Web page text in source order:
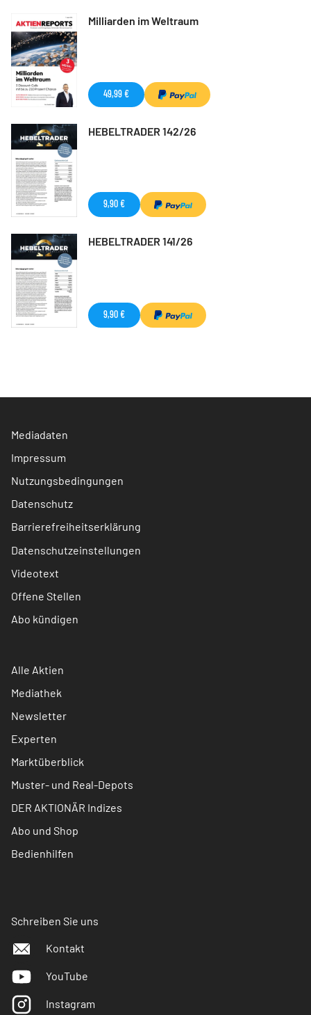
Milliarden im Weltraum
49,99 €
HEBELTRADER 142/26
9,90 €
HEBELTRADER 141/26
9,90 €
Mediadaten
Impressum
Nutzungsbedingungen
Datenschutz
Barrierefreiheitserklärung
Datenschutzeinstellungen
Videotext
Offene Stellen
Abo kündigen
Alle Aktien
Mediathek
Newsletter
Experten
Marktüberblick
Muster- und Real-Depots
DER AKTIONÄR Indizes
Abo und Shop
Bedienhilfen
Schreiben Sie uns
Kontakt
YouTube
Instagram